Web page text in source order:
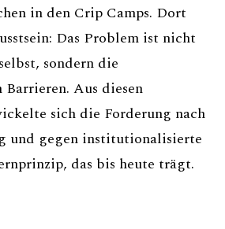
in den Crip Camps. Dort
Das Problem ist nicht
sondern die
Aus diesen
sich die Forderung nach
und gegen institutionalisierte
das bis heute trägt.